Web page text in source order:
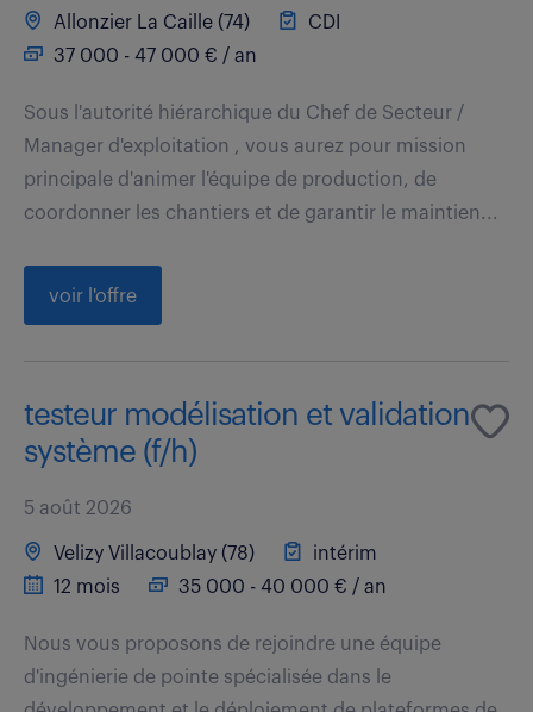
Allonzier La Caille (74)
CDI
37 000 - 47 000 € / an
Sous l'autorité hiérarchique du Chef de Secteur /
Manager d'exploitation , vous aurez pour mission
principale d'animer l'équipe de production, de
coordonner les chantiers et de garantir le maintien...
voir l'offre
testeur modélisation et validation
système (f/h)
5 août 2026
Velizy Villacoublay (78)
intérim
12 mois
35 000 - 40 000 € / an
Nous vous proposons de rejoindre une équipe
d'ingénierie de pointe spécialisée dans le